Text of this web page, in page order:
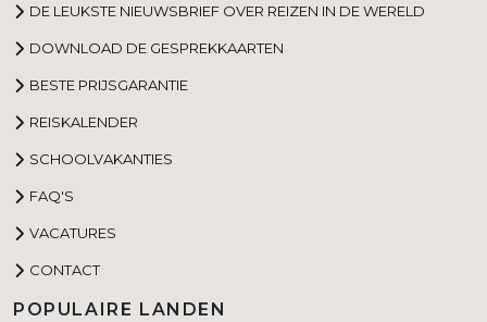
DE LEUKSTE NIEUWSBRIEF OVER REIZEN IN DE WERELD
DOWNLOAD DE GESPREKKAARTEN
BESTE PRIJSGARANTIE
REISKALENDER
SCHOOLVAKANTIES
FAQ'S
VACATURES
CONTACT
POPULAIRE LANDEN